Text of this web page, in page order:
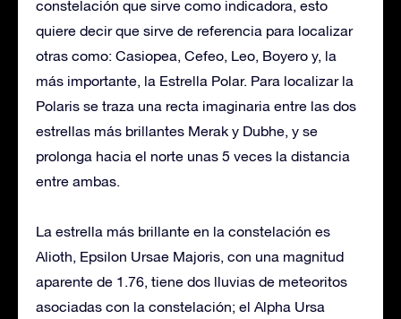
constelación que sirve como indicadora, esto
quiere decir que sirve de referencia para localizar
otras como: Casiopea, Cefeo, Leo, Boyero y, la
más importante, la Estrella Polar. Para localizar la
Polaris se traza una recta imaginaria entre las dos
estrellas más brillantes Merak y Dubhe, y se
prolonga hacia el norte unas 5 veces la distancia
entre ambas.
La estrella más brillante en la constelación es
Alioth, Epsilon Ursae Majoris, con una magnitud
aparente de 1.76, tiene dos lluvias de meteoritos
asociadas con la constelación; el Alpha Ursa